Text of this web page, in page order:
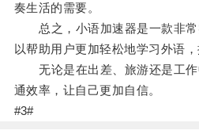
奏生活的需要。
总之，小语加速器是一款非常
以帮助用户更加轻松地学习外语，
无论是在出差、旅游还是工作
通效率，让自己更加自信。
#3#